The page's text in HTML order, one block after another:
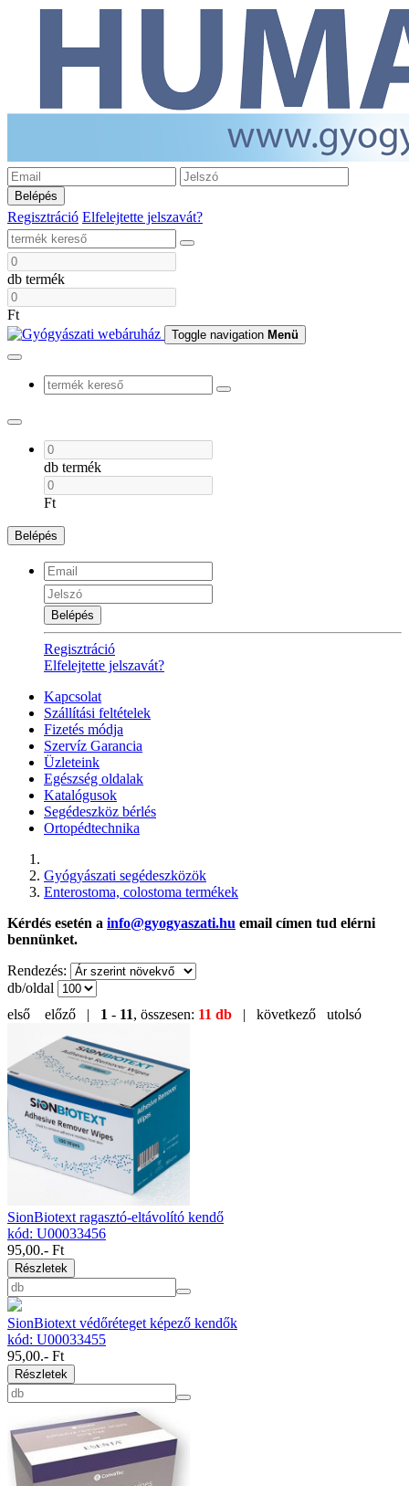
Belépés
Regisztráció Elfelejtette jelszavát?
db termék
Ft
Toggle navigation Menü
db termék
Ft
Belépés
Belépés
Regisztráció
Elfelejtette jelszavát?
Kapcsolat
Szállítási feltételek
Fizetés módja
Szervíz Garancia
Üzleteink
Egészség oldalak
Katalógusok
Segédeszköz bérlés
Ortopédtechnika
Gyógyászati segédeszközök
Enterostoma, colostoma termékek
Kérdés esetén a info@gyogyaszati.hu email címen tud elérni
bennünket.
Rendezés:
db/oldal
első előző | 1 - 11, összesen: 11 db | következő utolsó
SionBiotext ragasztó-eltávolító kendő
kód: U00033456
95,00.- Ft
Részletek
SionBiotext védőréteget képező kendők
kód: U00033455
95,00.- Ft
Részletek